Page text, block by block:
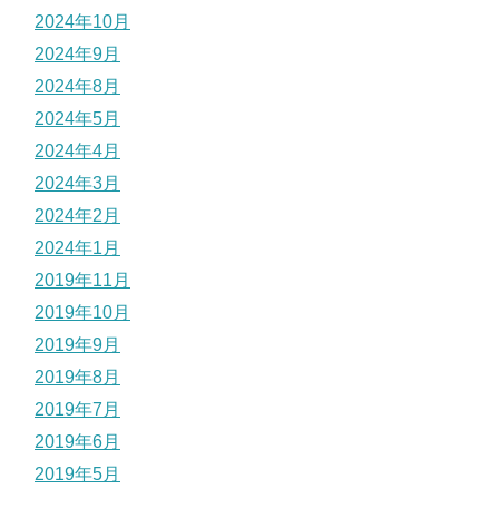
2024年10月
2024年9月
2024年8月
2024年5月
2024年4月
2024年3月
2024年2月
2024年1月
2019年11月
2019年10月
2019年9月
2019年8月
2019年7月
2019年6月
2019年5月